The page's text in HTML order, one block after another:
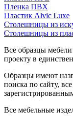
Пленка ПВХ
Пластик Alvic Luxe
Столешницы из
Столешницы из
Все образцы
проекту в
Образцы имеют
поиска по сайту,
Все мебельные